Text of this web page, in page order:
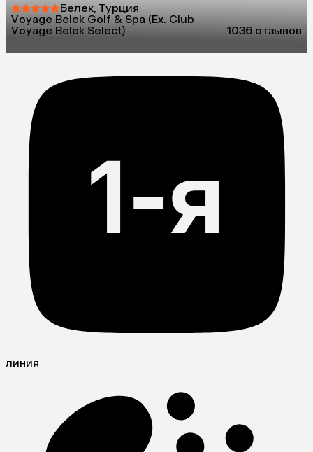
Белек, Турция
Voyage Belek Golf & Spa (Ex. Club
Voyage Belek Select)
1036 отзывов
линия